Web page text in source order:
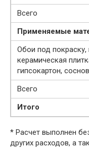
Всего
Применяемые
Обои под
керамическая
гипсокартон,
Всего
Итого
* Расчет выполнен
других расходов, а